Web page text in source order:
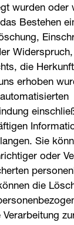
wurden oder
Bestehen
die
erhoben
Sie
oder
die